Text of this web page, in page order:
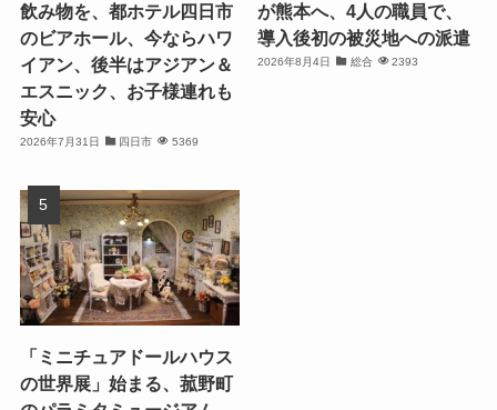
飲み物を、都ホテル四日市
のビアホール、今ならハワ
イアン、後半はアジアン＆
エスニック、お子様連れも
安心
2026年7月31日 四日市 5369
が熊本へ、4人の職員で、
導入後初の被災地への派遣
2026年8月4日 総合 2393
「ミニチュアドールハウス
の世界展」始まる、菰野町